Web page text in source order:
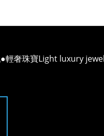
●輕奢珠寶Light luxury